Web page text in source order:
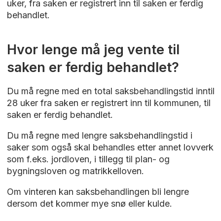
Gebyrer etter matrikkelloven
Areal fra 0-200 m² - 13 550 kroner
Areal fra 201-400 m² - 23 650 kroner
Areal fra 401-2000 m² - 35 000 kroner
Areal over 2001 m² betales et
grunnbeløp på 35 000 kroner og det
tid
Gebyr for medgått tid - 1660 kroner
Ved samtidig oppmåling av flere tilgrensende
tomter, eierseksjoner, grensejusteringer eller
arealoverføringer under samme
uker, fra saken er registrert inn til saken er ferdig
behandlet.
Hvor lenge må jeg vente til
saken er ferdig behandlet?
Du må regne med en total saksbehandlingstid inntil
28 uker fra saken er registrert inn til kommunen, til
saken er ferdig behandlet.
Du må regne med lengre saksbehandlingstid i
saker som også skal behandles etter annet lovverk
som f.eks. jordloven, i tillegg til plan- og
bygningsloven og matrikkelloven.
Om vinteren kan saksbehandlingen bli lengre
dersom det kommer mye snø eller kulde.